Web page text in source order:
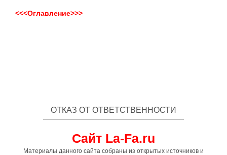
<<<Оглавление>>>
ОТКАЗ ОТ ОТВЕТСТВЕННОСТИ
Сайт La-Fa.ru
Материалы данного сайта собраны из открытых источников и